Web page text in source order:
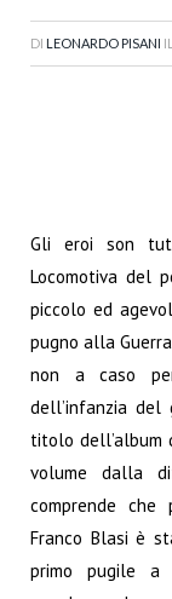
DI LEONARDO PISANI IL
Gli eroi son
Locomotiva del
piccolo ed
pugno alla
non a caso
dell’infanzia del
titolo dell’album
volume dalla
comprende
Franco Blasi è
primo pugile